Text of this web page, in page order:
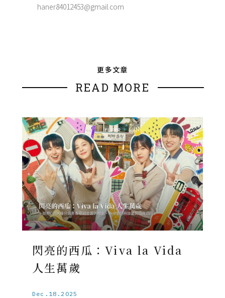
haner84012453@gmail.com
更多文章
READ MORE
閃亮的西瓜：Viva la Vida
人生萬歲
Dec.18.2025